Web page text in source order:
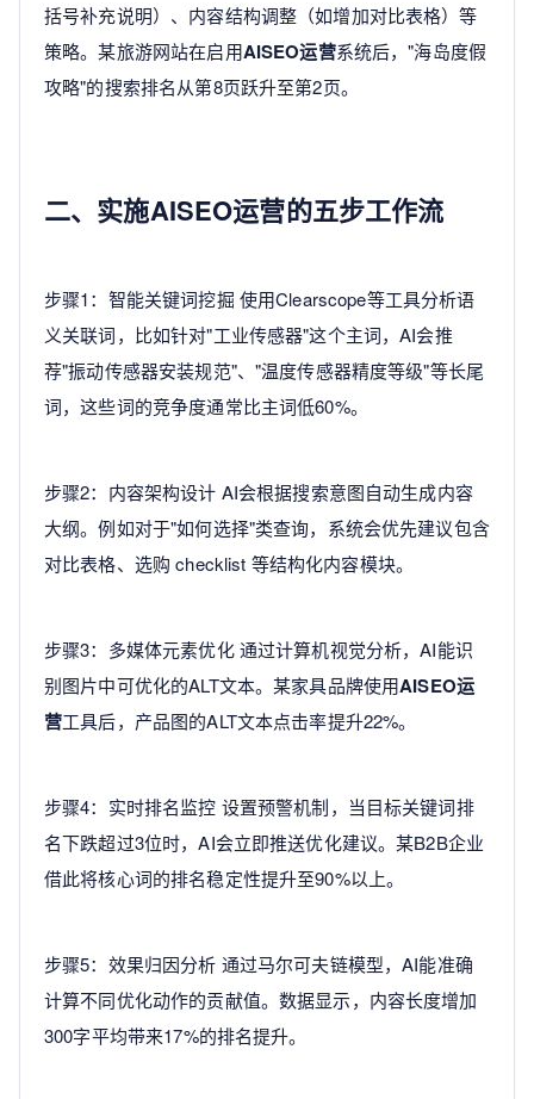
括号补充说明）、内容结构调整（如增加对比表格）等
策略。某旅游网站在启用AISEO运营系统后，"海岛度假
攻略"的搜索排名从第8页跃升至第2页。
二、实施AISEO运营的五步工作流
步骤1：智能关键词挖掘 使用Clearscope等工具分析语
义关联词，比如针对"工业传感器"这个主词，AI会推
荐"振动传感器安装规范"、"温度传感器精度等级"等长尾
词，这些词的竞争度通常比主词低60%。
步骤2：内容架构设计 AI会根据搜索意图自动生成内容
大纲。例如对于"如何选择"类查询，系统会优先建议包含
对比表格、选购 checklist 等结构化内容模块。
步骤3：多媒体元素优化 通过计算机视觉分析，AI能识
别图片中可优化的ALT文本。某家具品牌使用AISEO运
营工具后，产品图的ALT文本点击率提升22%。
步骤4：实时排名监控 设置预警机制，当目标关键词排
名下跌超过3位时，AI会立即推送优化建议。某B2B企业
借此将核心词的排名稳定性提升至90%以上。
步骤5：效果归因分析 通过马尔可夫链模型，AI能准确
计算不同优化动作的贡献值。数据显示，内容长度增加
300字平均带来17%的排名提升。